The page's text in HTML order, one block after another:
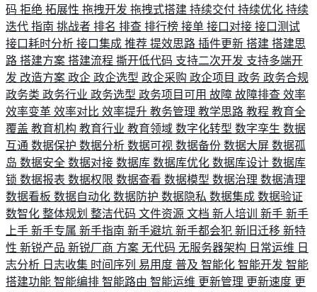
码 拒绝 拓展性 拖拽开发 拖拽式搭建 持续交付 持续优化 持续
迭代 指南 挑战者 排名 排查 排行榜 接单 接口对接 接口测试
接口耗时分析 接口集成 推荐 提效思路 插件更新 搭建 搭建思
路 搭建方案 搭建流程 撕开低代码 支持二次开发 支持多端开
发 改造方案 政企 政企选型 政企采购 政企项目 政务 政务合规
政务类 政务行业 政务选型 政务项目可用 故障 故障排查 效率
效率变革 效率对比 效率提升 教务管理 教学思路 教程 教育全
覆盖 教育机构 教育行业 教育领域 数字化转型 数字孪生 数据
互通 数据保护 数据分析 数据可视 数据备份 数据大屏 数据孤
岛 数据安全 数据对接 数据库 数据库优化 数据库设计 数据库
锁 数据报表 数据权限 数据查看 数据模型 数据治理 数据清理
数据看板 数据自动化 数据防护 数据隐私 数据集成 数据验证
数智化 整体规划 整洁代码 文件资源 文档 新人培训 新手 新手
上手 新手专属 新手指南 新手避坑 新手都会犯 新旧迁移 新特
性 新锐产品 新锐厂商 方案 无代码 无服务器架构 日常运维 日
志分析 日志收集 时间序列 易用度 普及 智能化 智能开发 智能
搭建功能 智能编排 智能路由 智能运维 更新管理 更新速度 更